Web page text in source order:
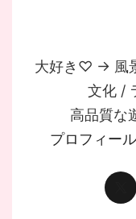
大好き♡ → 風
文化 /
高品質な
プロフィール